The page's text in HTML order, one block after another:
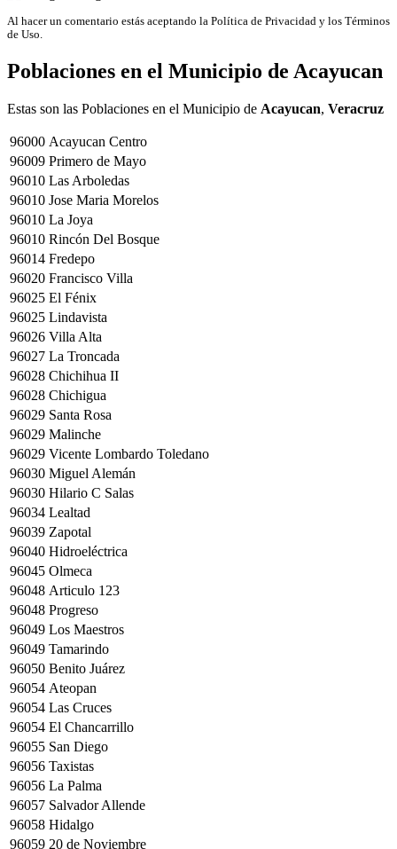
Al hacer un comentario estás aceptando la Política de Privacidad y los Términos
de Uso.
Poblaciones en el Municipio de Acayucan
Estas son las Poblaciones en el Municipio de Acayucan, Veracruz
96000 Acayucan Centro
96009 Primero de Mayo
96010 Las Arboledas
96010 Jose Maria Morelos
96010 La Joya
96010 Rincón Del Bosque
96014 Fredepo
96020 Francisco Villa
96025 El Fénix
96025 Lindavista
96026 Villa Alta
96027 La Troncada
96028 Chichihua II
96028 Chichigua
96029 Santa Rosa
96029 Malinche
96029 Vicente Lombardo Toledano
96030 Miguel Alemán
96030 Hilario C Salas
96034 Lealtad
96039 Zapotal
96040 Hidroeléctrica
96045 Olmeca
96048 Articulo 123
96048 Progreso
96049 Los Maestros
96049 Tamarindo
96050 Benito Juárez
96054 Ateopan
96054 Las Cruces
96054 El Chancarrillo
96055 San Diego
96056 Taxistas
96056 La Palma
96057 Salvador Allende
96058 Hidalgo
96059 20 de Noviembre